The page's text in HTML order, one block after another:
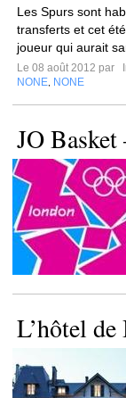
Les Spurs sont
transferts et cet
joueur qui aurait
Le 08 août 2012 par
NONE NONE
JO Basket
L’hôtel de